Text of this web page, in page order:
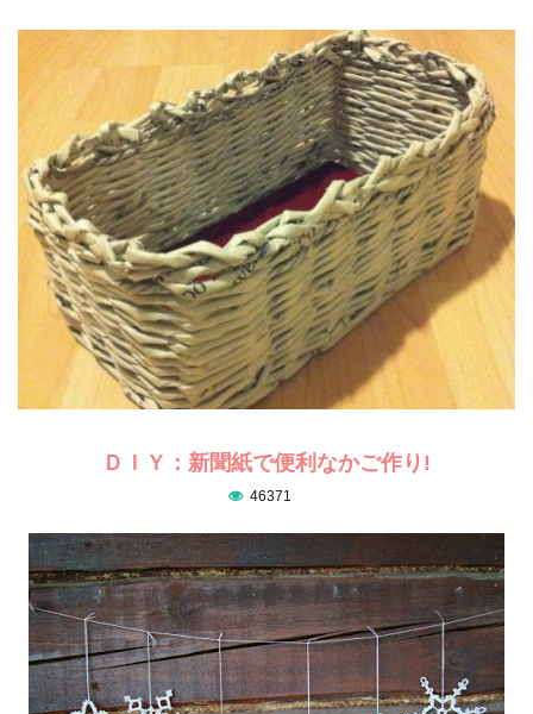
ＤＩＹ：新聞紙で便利なかご作り!
46371